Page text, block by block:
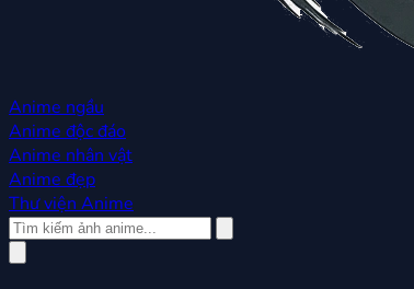
Anime ngầu
Anime độc đáo
Anime nhân vật
Anime đẹp
Thư viện Anime